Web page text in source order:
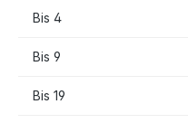
Bis 4
Bis 9
Bis 19